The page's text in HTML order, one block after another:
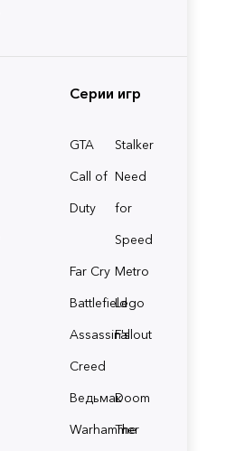
Серии игр
GTA
Stalker
Call of
Duty
Need
for
Speed
Far Cry Metro
BattlefieldLego
Assassin's
Creed
Fallout
ВедьмакDoom
Warhammer
The